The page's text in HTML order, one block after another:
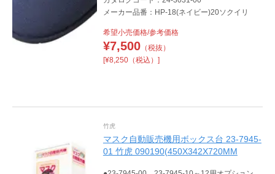
メーカー品番：HP-18(ネイビー)20ソクイリ
希望小売価格/参考価格
¥7,500（税抜）
[¥8,250（税込）]
竹虎
マスク自動販売機用ボックス台 23-7945-
01 竹虎 090190(450X342X720MM